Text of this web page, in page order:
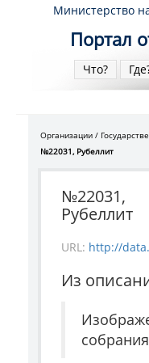
Министерство
Портал
Что?
Организации
№22031, Рубеллит
№22031,
Рубеллит
URL: http://data.sgm.ru/dataset/17744eed-27fa-
Из